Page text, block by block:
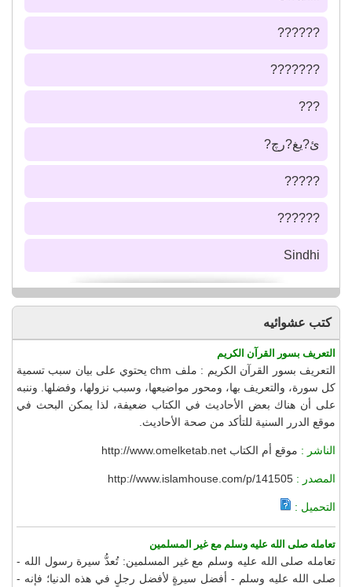
??????
???????
???
ئ?يغ?رچ?
?????
??????
Sindhi
كتب عشوائيه
التعريف بسور القرآن الكريم
التعريف بسور القرآن الكريم : ملف chm يحتوي على بيان سبب تسمية
كل سورة، والتعريف بها، ومحور مواضيعها، وسبب نزولها، وفضلها. وننبه
على أن هناك بعض الأحاديث في الكتاب ضعيفة، لذا يمكن البحث في
موقع الدرر السنية للتأكد من صحة الأحاديث.
الناشر : موقع أم الكتاب http://www.omelketab.net
المصدر : http://www.islamhouse.com/p/141505
التحميل :
تعامله صلى الله عليه وسلم مع غير المسلمين
تعامله صلى الله عليه وسلم مع غير المسلمين: تُعدُّ سيرة رسول الله -
صلى الله عليه وسلم - أفضل سيرةٍ لأفضل رجلٍ في هذه الدنيا؛ فإنه -